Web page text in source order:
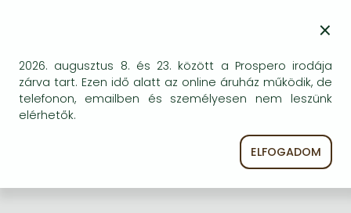
One-Punch Man manga
ügyfélszolgálatunkhoz!
×
2026. augusztus 8. és 23. között a Prospero irodája
zárva tart. Ezen idő alatt az online áruház működik, de
telefonon, emailben és személyesen nem leszünk
elérhetők.
ELFOGADOM